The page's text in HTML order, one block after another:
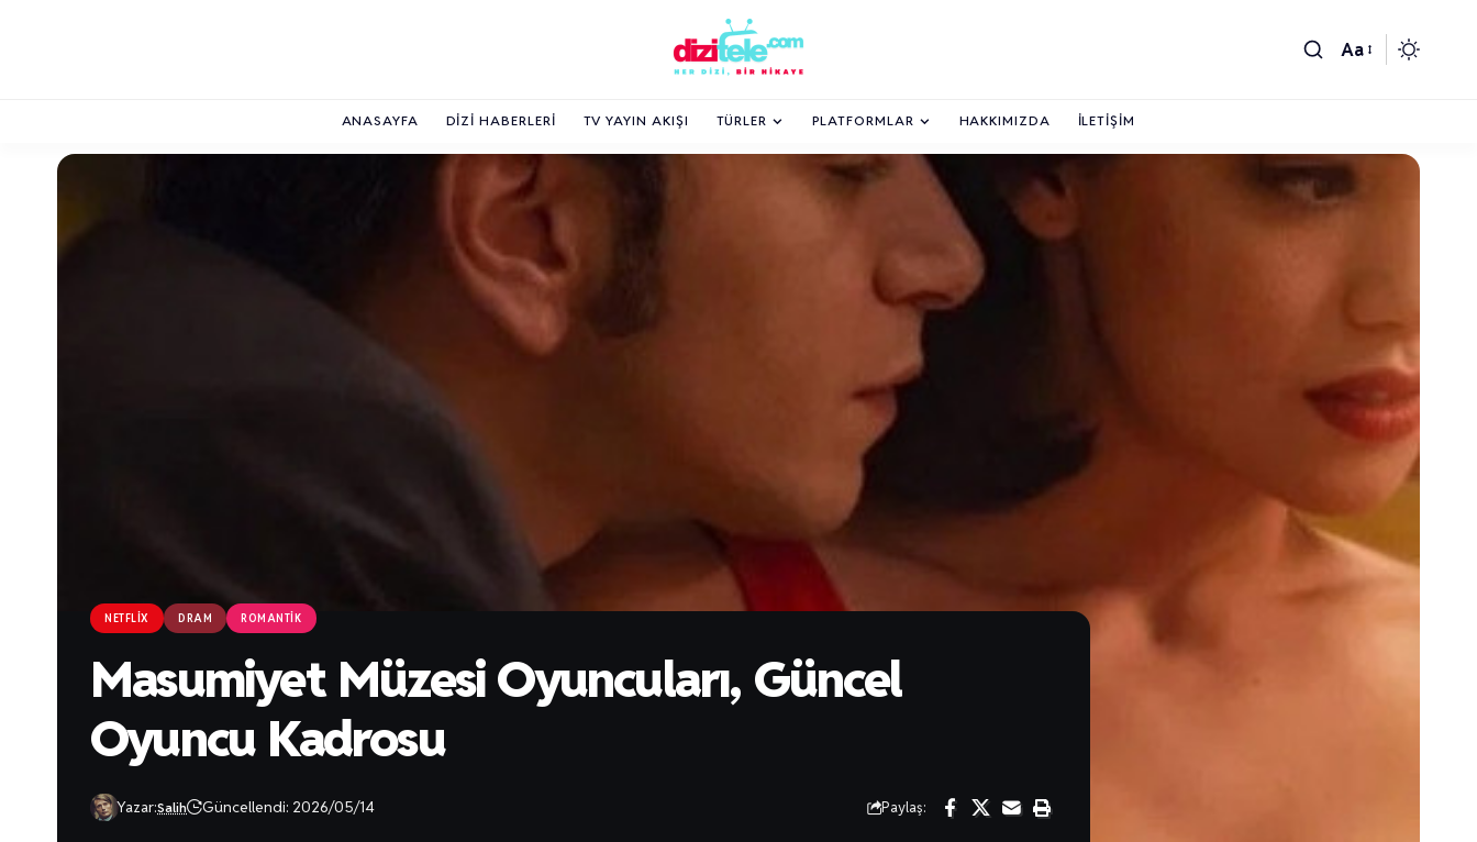
Aa
ANASAYFA DIZI HABERLERI TV YAYIN AKIŞI TÜRLER PLATFORMLAR HAKKIMIZDA İLETIŞIM
NETFLIX DRAM ROMANTIK
Masumiyet Müzesi Oyuncuları, Güncel
Oyuncu Kadrosu
Yazar:Salih Güncellendi: 2026/05/14 Paylaş: